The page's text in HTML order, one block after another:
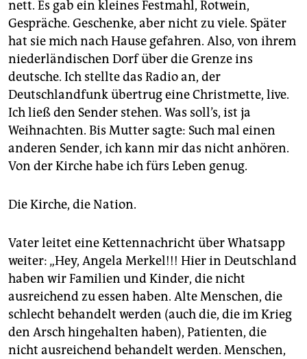
nett. Es gab ein kleines Festmahl, Rotwein,
Gespräche. Geschenke, aber nicht zu viele. Später
hat sie mich nach Hause gefahren. Also, von ihrem
niederländischen Dorf über die Grenze ins
deutsche. Ich stellte das Radio an, der
Deutschlandfunk übertrug eine Christmette, live.
Ich ließ den Sender stehen. Was soll’s, ist ja
Weihnachten. Bis Mutter sagte: Such mal einen
anderen Sender, ich kann mir das nicht anhören.
Von der Kirche habe ich fürs Leben genug.
Die Kirche, die Nation.
Vater leitet eine Kettennachricht über Whatsapp
weiter: „Hey, Angela Merkel!!! Hier in Deutschland
haben wir Familien und Kinder, die nicht
ausreichend zu essen haben. Alte Menschen, die
schlecht behandelt werden (auch die, die im Krieg
den Arsch hingehalten haben), Patienten, die
nicht ausreichend behandelt werden. Menschen,